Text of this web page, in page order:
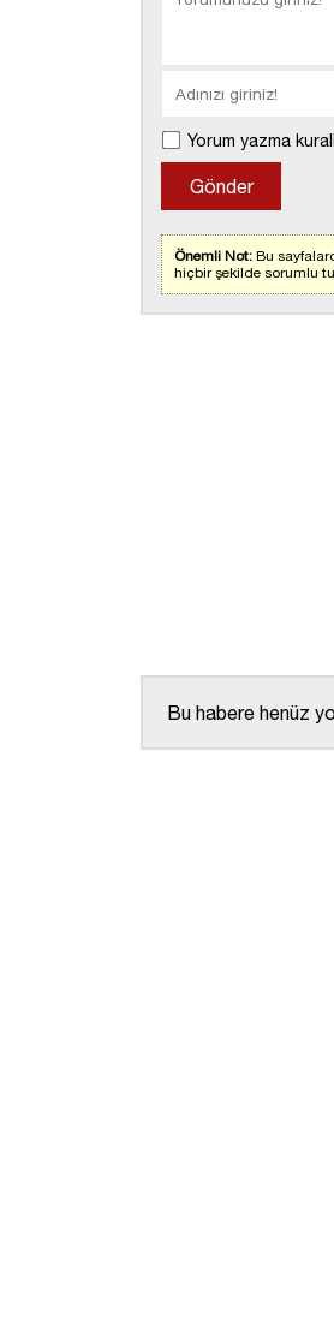
Yorum yazma
Önemli Not: Bu
hiçbir şekilde sorumlu
Bu habere henüz